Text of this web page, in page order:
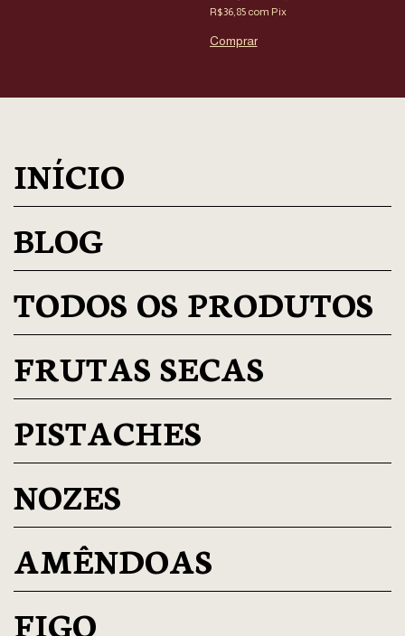
R$36,85 com Pix
INÍCIO
BLOG
TODOS OS PRODUTOS
FRUTAS SECAS
PISTACHES
NOZES
AMÊNDOAS
FIGO